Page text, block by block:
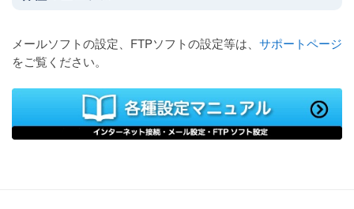
メールソフトの設定、FTPソフトの設定等は、 サポートページ
をご覧ください。